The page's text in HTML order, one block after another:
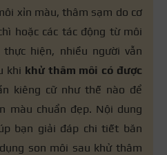
kiểm định dựa trên kinh
tiêu chuẩn kỹ thuật phun
áp dụng trong đào tạo,
xác và an toàn cho
xỉn màu, thâm sạm do cơ
hoặc các tác động từ môi
hiện, nhiều người vẫn
khi khử thâm môi có được
kiêng cữ như thế nào để
màu chuẩn đẹp. Nội dung
bạn giải đáp chi tiết băn
son môi sau khử thâm